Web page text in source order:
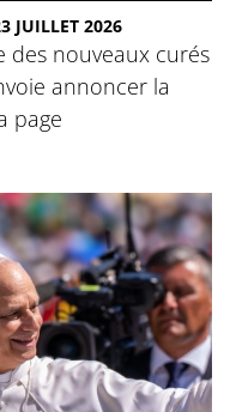
JUILLET 2026
des nouveaux curés
annoncer la
page